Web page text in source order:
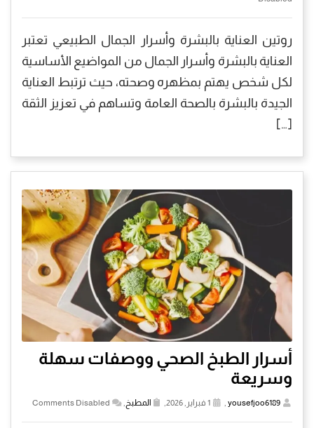
روتين العناية بالبشرة وأسرار الجمال الطبيعي تعتبر
العناية بالبشرة وأسرار الجمال من المواضيع الأساسية
لكل شخص يهتم بمظهره وصحته، حيث ترتبط العناية
الجيدة بالبشرة بالصحة العامة وتساهم في تعزيز الثقة
[…]
أسرار الطبخ الصحي ووصفات سهلة
وسريعة
yousefjoo6189 المطبخ Comments Disabled